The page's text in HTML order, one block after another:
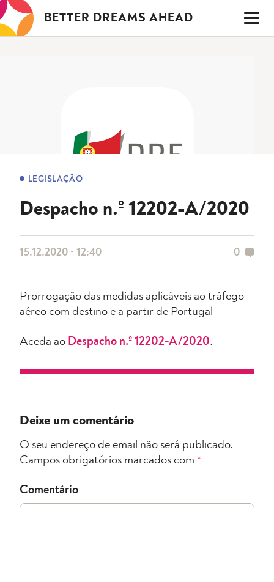
Saltar
para
o
BETTER DREAMS AHEAD
LEGISLAÇÃO
Despacho n.º 12202-A/2020
15.12.2020 • 12:40 0
Prorrogação das medidas aplicáveis ao tráfego
aéreo com destino e a partir de Portugal
Aceda ao Despacho n.º 12202-A/2020.
Deixe um comentário
O seu endereço de email não será publicado.
Campos obrigatórios marcados com *
Comentário